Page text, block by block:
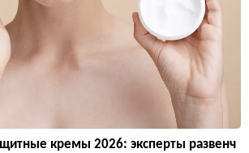
кремы 2026: эксперты развенч